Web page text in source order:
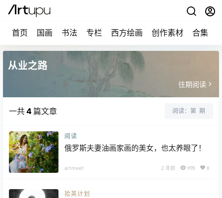
首页 国画 书法 专栏 西方绘画 创作素材 合集
从业之路
往期阅读
一共4篇文章 阅读：第 期
阅读
俄罗斯夫妻油画家画的美女，也太养眼了！
artmeet 2 年前 970 0
拾英计划